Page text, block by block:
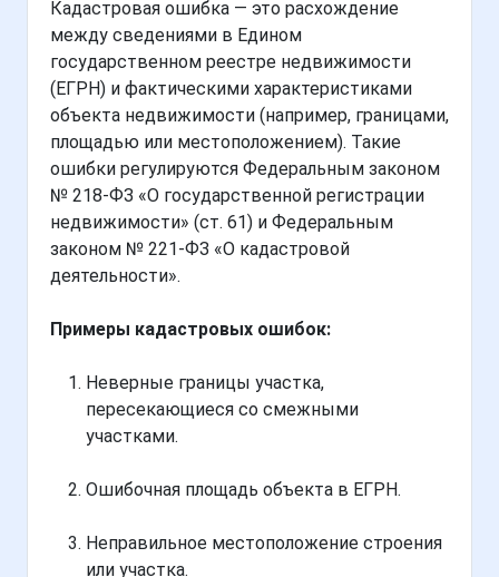
Кадастровая ошибка — это расхождение
между сведениями в Едином
государственном реестре недвижимости
(ЕГРН) и фактическими характеристиками
объекта недвижимости (например, границами,
площадью или местоположением). Такие
ошибки регулируются Федеральным законом
№ 218-ФЗ «О государственной регистрации
недвижимости» (ст. 61) и Федеральным
законом № 221-ФЗ «О кадастровой
деятельности».
Примеры кадастровых ошибок:
Неверные границы участка,
пересекающиеся со смежными
участками.
Ошибочная площадь объекта в ЕГРН.
Неправильное местоположение строения
или участка.